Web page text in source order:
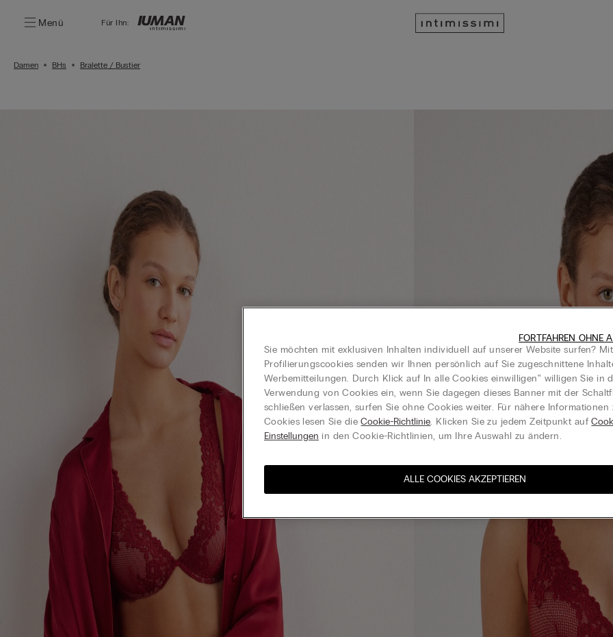
Menü Für Ihn:
Damen BHs Bralette / Bustier
Sie möchten mit exklusiven Inhalten individuell auf unserer Website surfen?
Profilierungscookies senden wir Ihnen persönlich auf Sie zugeschnittene
Werbemitteilungen. Durch Klick auf In alle Cookies einwilligen‟ willigen Sie in
Verwendung von Cookies ein, wenn Sie dagegen dieses Banner mit der
schließen verlassen, surfen Sie ohne Cookies weiter. Für nähere Informationen
Cookies lesen Sie dieCookie-Richtlinie. Klicken Sie zu jedem Zeitpunkt auf
Einstellungen in den Cookie-Richtlinien, um Ihre Auswahl zu ändern.
ALLE COOKIES AKZEPTIEREN
FORTFAHREN OHNE